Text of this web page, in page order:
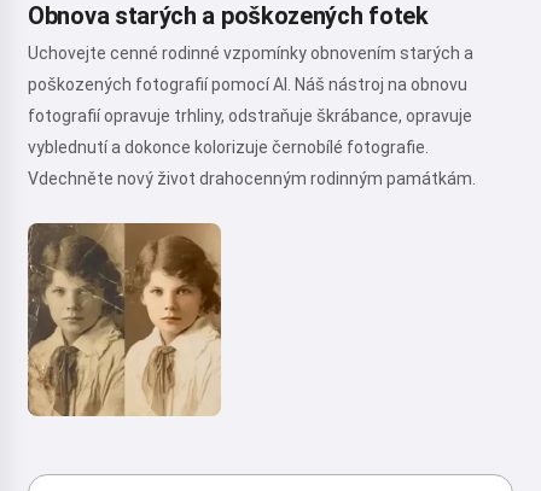
Obnova starých a poškozených fotek
Uchovejte cenné rodinné vzpomínky obnovením starých a
poškozených fotografií pomocí AI. Náš nástroj na obnovu
fotografií opravuje trhliny, odstraňuje škrábance, opravuje
vyblednutí a dokonce kolorizuje černobílé fotografie.
Vdechněte nový život drahocenným rodinným památkám.